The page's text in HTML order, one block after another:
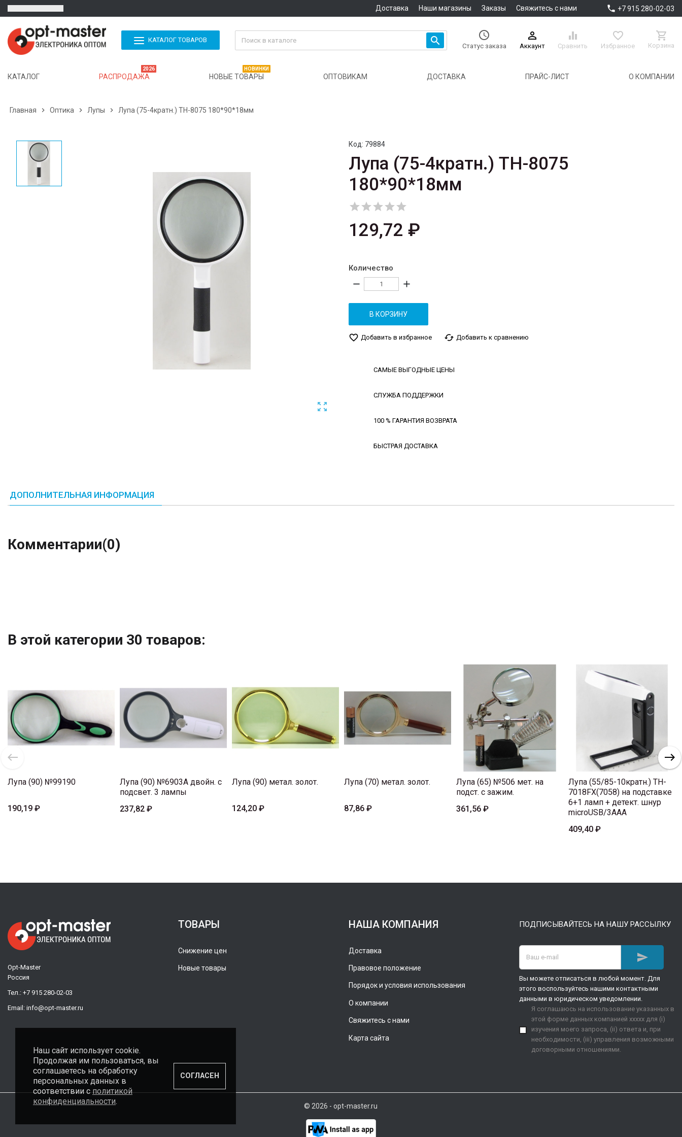
Доставка Наши магазины Заказы Свяжитесь с нами  +7 915 280-02-03
КАТАЛОГ ТОВАРОВ  
Статус заказа

Аккаунт

Сравнить

Избранное

Корзина
КАТАЛОГ РАСПРОДАЖА
2026
НОВЫЕ ТОВАРЫ
НОВИНКИ
ОПТОВИКАМ ДОСТАВКА ПРАЙС-ЛИСТ О КОМПАНИИ
Главная  Оптика  Лупы  Лупа (75-4кратн.) TH-8075 180*90*18мм

Код: 79884
Лупа (75-4кратн.) TH-8075
180*90*18мм

129,72 ₽
Количество
remove add
В КОРЗИНУ
favorite_border Добавить в избранное cached Добавить к сравнению
САМЫЕ ВЫГОДНЫЕ ЦЕНЫ
СЛУЖБА ПОДДЕРЖКИ
100 % ГАРАНТИЯ ВОЗВРАТА
БЫСТРАЯ ДОСТАВКА
ДОПОЛНИТЕЛЬНАЯ ИНФОРМАЦИЯ
Комментарии(0)
В этой категории 30 товаров:
Лупа (90) №99190
190,19 ₽
Лупа (90) №6903A двойн. с
подсвет. 3 лампы
237,82 ₽
Лупа (90) метал. золот.
124,20 ₽
Лупа (70) метал. золот.
87,86 ₽
Лупа (65) №506 мет. на
подст. с зажим.
361,56 ₽
Лупа (55/85-10кратн.) TH-
7018FX(7058) на подставке
6+1 ламп + детект. шнур
microUSB/3AAA
409,40 ₽
Opt-Master
Россия
Тел.: +7 915 280-02-03
Email: info@opt-master.ru
ТОВАРЫ
Снижение цен
Новые товары
НАША КОМПАНИЯ
Доставка
Правовое положение
Порядок и условия использования
О компании
Свяжитесь с нами
Карта сайта
ПОДПИСЫВАЙТЕСЬ НА НАШУ РАССЫЛКУ

Вы можете отписаться в любой момент. Для
этого воспользуйтесь нашими контактными
данными в юридическом уведомлении.
Я соглашаюсь на использование указанных в
этой форме данных компанией xxxxx для (i)
изучения моего запроса, (ii) ответа и, при
необходимости, (iii) управления возможными
договорными отношениями.
© 2026 - opt-master.ru
Наш сайт использует cookie.
Продолжая им пользоваться, вы
соглашаетесь на обработку
персональных данных в
соответствии сполитикой
конфиденциальности.
СОГЛАСЕН